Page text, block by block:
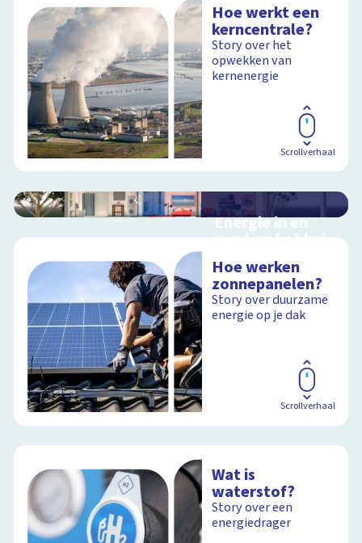
Hoe werkt een
kerncentrale?
Story over het
opwekken van
kernenergie
Scrollverhaal
Energie in en
rondom het huis
schoolplaat in en
rondom het huis
Hoe werken
zonnepanelen?
Story over duurzame
energie op je dak
Scrollverhaal
Wat is
waterstof?
Story over een
energiedrager